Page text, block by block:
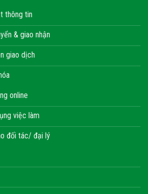
thông tin
& giao nhận
giao dịch
online
việc làm
đối tác/ đại lý